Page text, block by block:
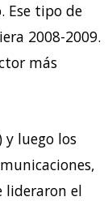
Ese tipo de
2008-2009.
más
luego los
lideraron el